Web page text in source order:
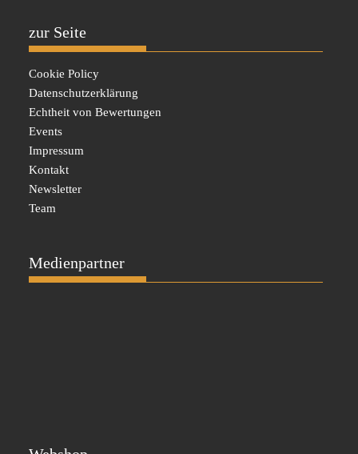
zur Seite
Cookie Policy
Datenschutzerklärung
Echtheit von Bewertungen
Events
Impressum
Kontakt
Newsletter
Team
Medienpartner